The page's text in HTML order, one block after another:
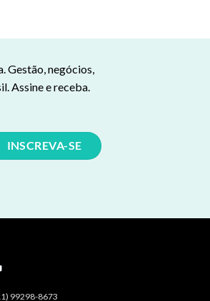
Gestão, negócios,
Assine e receba.
99298-8673